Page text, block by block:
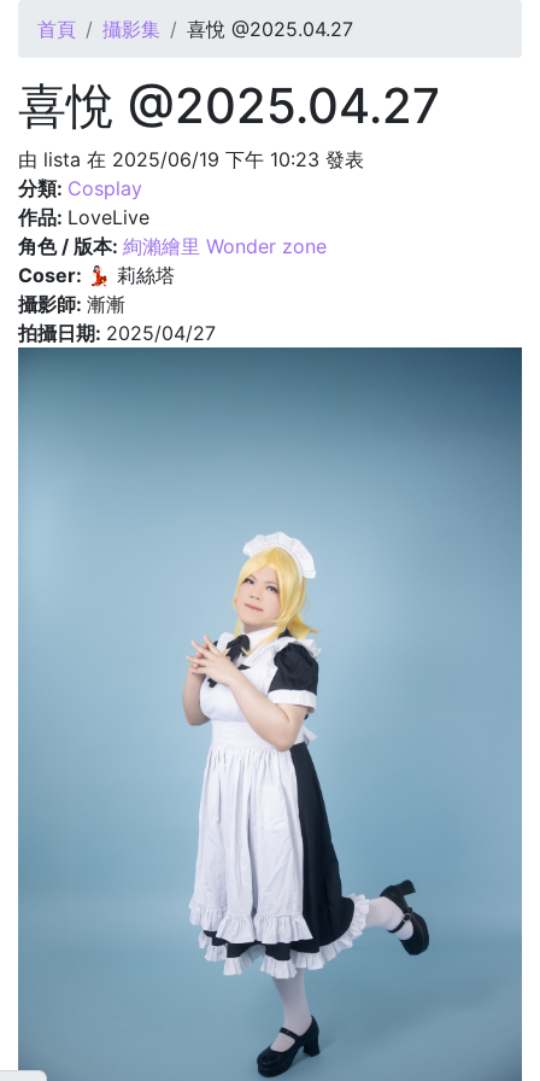
您在這裡
首頁 攝影集 喜悅 @2025.04.27
喜悅 @2025.04.27
由 lista 在 2025/06/19 下午 10:23 發表
分類: Cosplay
作品: LoveLive
角色 / 版本: 絢瀨繪里 Wonder zone
Coser: 💃🏻 莉絲塔
攝影師: 漸漸
拍攝日期: 2025/04/27